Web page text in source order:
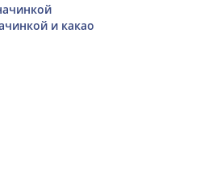
и какао